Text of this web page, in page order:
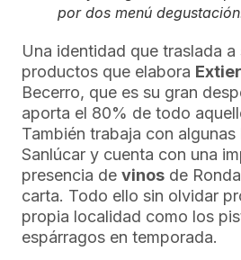
por dos menú
Una identidad que traslada
productos que elabora
Becerro, que es su gran
aporta el 80% de todo
También trabaja con
Sanlúcar y cuenta con una
presencia de vinos de
carta. Todo ello sin olvidar
propia localidad como los
espárragos en temporada.